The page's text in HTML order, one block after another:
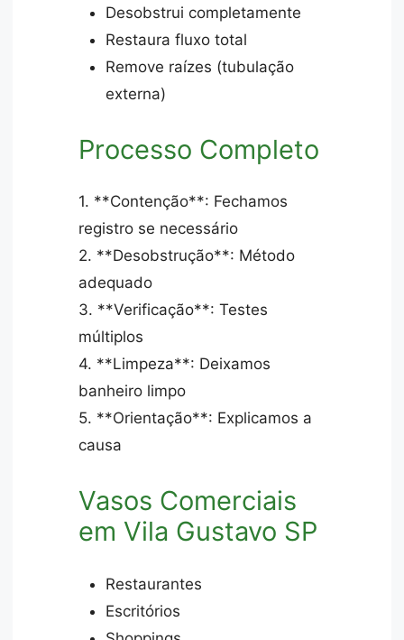
Desobstrui completamente
Restaura fluxo total
Remove raízes (tubulação
externa)
Processo Completo
1. **Contenção**: Fechamos
registro se necessário
2. **Desobstrução**: Método
adequado
3. **Verificação**: Testes
múltiplos
4. **Limpeza**: Deixamos
banheiro limpo
5. **Orientação**: Explicamos a
causa
Vasos Comerciais
em Vila Gustavo SP
Restaurantes
Escritórios